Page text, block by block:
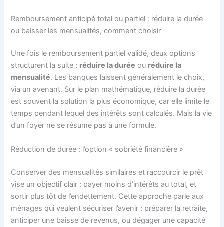
Remboursement anticipé total ou partiel : réduire la durée
ou baisser les mensualités, comment choisir
Une fois le remboursement partiel validé, deux options
structurent la suite : réduire la durée ou réduire la
mensualité. Les banques laissent généralement le choix,
via un avenant. Sur le plan mathématique, réduire la durée
est souvent la solution la plus économique, car elle limite le
temps pendant lequel des intérêts sont calculés. Mais la vie
d’un foyer ne se résume pas à une formule.
Réduction de durée : l’option « sobriété financière »
Conserver des mensualités similaires et raccourcir le prêt
vise un objectif clair : payer moins d’intérêts au total, et
sortir plus tôt de l’endettement. Cette approche parle aux
ménages qui veulent sécuriser l’avenir : préparer la retraite,
anticiper une baisse de revenus, ou dégager une capacité